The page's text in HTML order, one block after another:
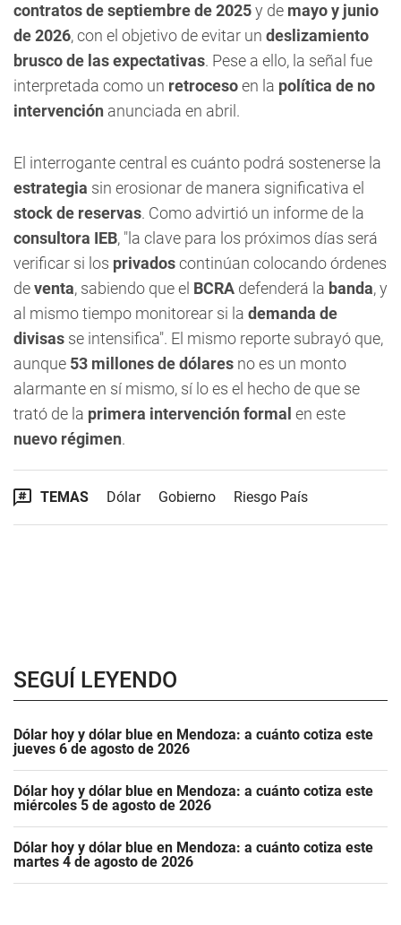
contratos de septiembre de 2025y de mayo y junio
de 2026, con el objetivo de evitar un deslizamiento
brusco de las expectativas. Pese a ello, la señal fue
interpretada como un retrocesoen la política de no
intervención anunciada en abril.
El interrogante central es cuánto podrá sostenerse la
estrategia sin erosionar de manera significativa el
stock de reservas. Como advirtió un informe de la
consultora IEB, "la clave para los próximos días será
verificar si los privadoscontinúan colocando órdenes
deventa, sabiendo que el BCRA defenderá la banda, y
al mismo tiempo monitorear si la demanda de
divisas se intensifica". El mismo reporte subrayó que,
aunque 53 millones de dólares no es un monto
alarmante en sí mismo, sí lo es el hecho de que se
trató de la primera intervención formal en este
nuevo régimen.
TEMAS Dólar Gobierno Riesgo País
SEGUÍ LEYENDO
Dólar hoy y dólar blue en Mendoza: a cuánto cotiza este
jueves 6 de agosto de 2026
Dólar hoy y dólar blue en Mendoza: a cuánto cotiza este
miércoles 5 de agosto de 2026
Dólar hoy y dólar blue en Mendoza: a cuánto cotiza este
martes 4 de agosto de 2026